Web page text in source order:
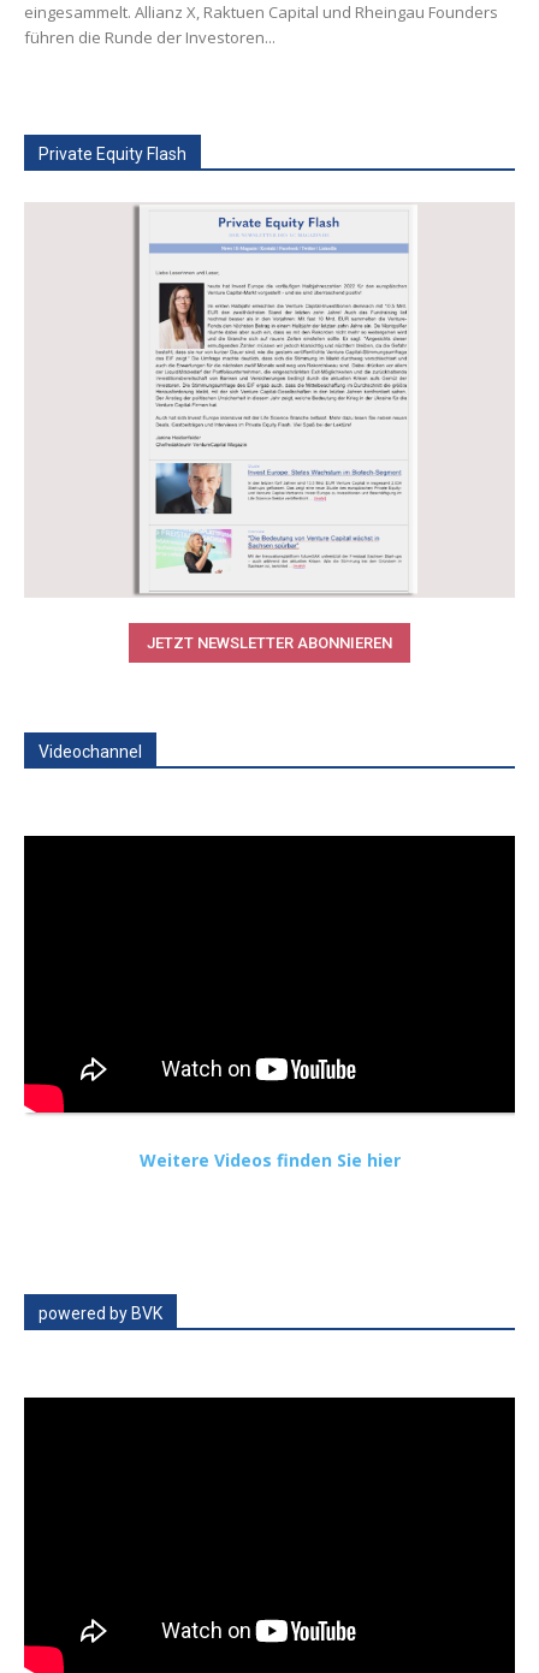
eingesammelt. Allianz X, Raktuen Capital und Rheingau Founders
führen die Runde der Investoren...
Private Equity Flash
JETZT NEWSLETTER ABONNIEREN
Videochannel
Weitere Videos finden Sie hier
powered by BVK